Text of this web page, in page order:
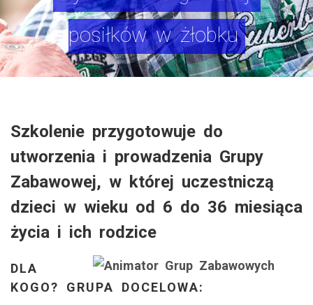
posiłków w żłobku
Szkolenie przygotowuje do
utworzenia i prowadzenia Grupy
Zabawowej, w której uczestniczą
dzieci w wieku od 6 do 36 miesiąca
życia i ich rodzice
DLA
KOGO? GRUPA DOCELOWA: